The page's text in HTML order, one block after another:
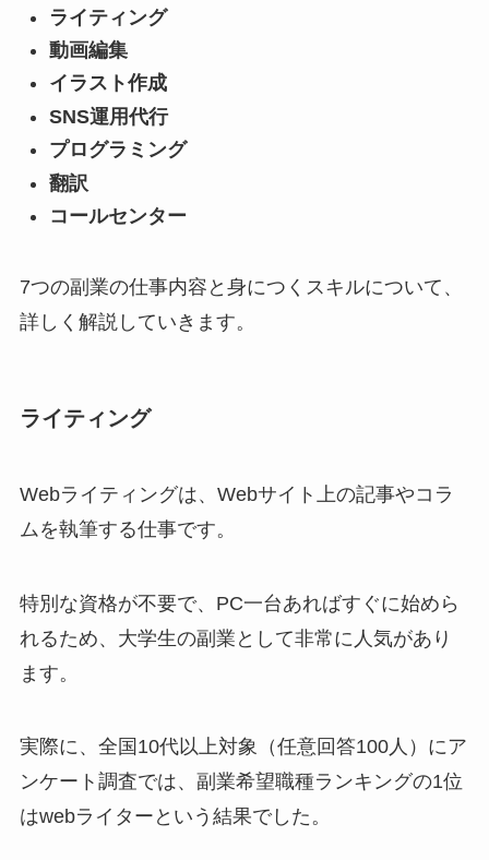
ライティング
動画編集
イラスト作成
SNS運用代行
プログラミング
翻訳
コールセンター
7つの副業の仕事内容と身につくスキルについて、
詳しく解説していきます。
ライティング
Webライティングは、Webサイト上の記事やコラ
ムを執筆する仕事です。
特別な資格が不要で、PC一台あればすぐに始めら
れるため、大学生の副業として非常に人気があり
ます。
実際に、全国10代以上対象（任意回答100人）にア
ンケート調査では、副業希望職種ランキングの1位
はwebライターという結果でした。